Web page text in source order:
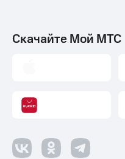
Скачайте Мой МТС